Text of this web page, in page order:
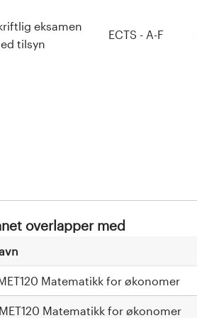
eksamen
tilsyn
ECTS - A-F
overlapper med
Matematikk for økonomer
Matematikk for økonomer